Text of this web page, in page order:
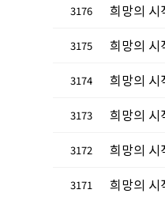
3176 희망의
3175 희망의
3174 희망의
3173 희망의
3172 희망의
3171 희망의